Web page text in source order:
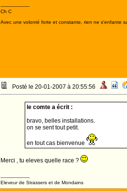
--------------------
Ch C
Avec une volonté forte et constante, rien ne s'enfante
Posté le 20-01-2007 à 20:55:56
le comte a écrit :
bravo, belles installations.
on se sent tout petit.
en tout cas bienvenue
Merci , tu eleves quelle race ?
--------------------
Eleveur de Strassers et de Mondains